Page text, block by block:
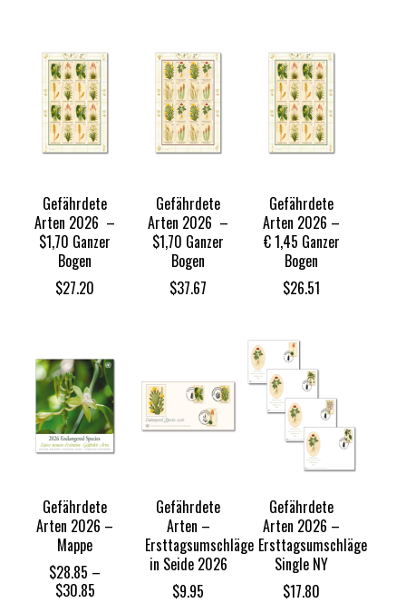
Gefährdete
Arten 2026 –
$1,70 Ganzer
Bogen
$27.20
Gefährdete
Arten 2026 –
$1,70 Ganzer
Bogen
$37.67
Gefährdete
Arten 2026 –
€ 1,45 Ganzer
Bogen
$26.51
Gefährdete
Arten 2026 –
Mappe
$28.85 –
$30.85Price
Gefährdete
Arten –
Ersttagsumschläge
in Seide 2026
$9.95
Gefährdete
Arten 2026 –
Ersttagsumschläge
Single NY
$17.80